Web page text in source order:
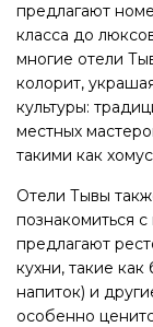
предлагают
класса до
многие отели
колорит,
культуры:
местных
такими как
Отели Тывы
познакомиться
предлагают
кухни, такие
напиток) и
особенно